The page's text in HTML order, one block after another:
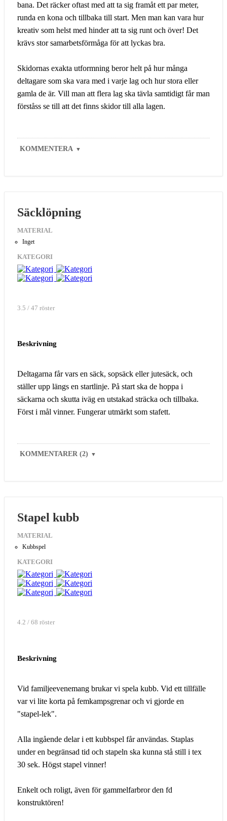
bana. Det räcker oftast med att ta sig framåt ett par meter,
runda en kona och tillbaka till start. Men man kan vara hur
kreativ som helst med hinder att ta sig runt och över! Det
krävs stor samarbetsförmåga för att lyckas bra.
Skidornas exakta utformning beror helt på hur många
deltagare som ska vara med i varje lag och hur stora eller
gamla de är. Vill man att flera lag ska tävla samtidigt får man
förståss se till att det finns skidor till alla lagen.
KOMMENTERA ▼
Säcklöpning
MATERIAL
Inget
KATEGORI
3.5 / 47 röster
Beskrivning
Deltagarna får vars en säck, sopsäck eller jutesäck, och
ställer upp längs en startlinje. På start ska de hoppa i
säckarna och skutta iväg en utstakad sträcka och tillbaka.
Först i mål vinner. Fungerar utmärkt som stafett.
KOMMENTARER (2) ▼
Stapel kubb
MATERIAL
Kubbspel
KATEGORI
4.2 / 68 röster
Beskrivning
Vid familjeevenemang brukar vi spela kubb. Vid ett tillfälle
var vi lite korta på femkampsgrenar och vi gjorde en
"stapel-lek".
Alla ingående delar i ett kubbspel får användas. Staplas
under en begränsad tid och stapeln ska kunna stå still i tex
30 sek. Högst stapel vinner!
Enkelt och roligt, även för gammelfarbror den fd
konstruktören!